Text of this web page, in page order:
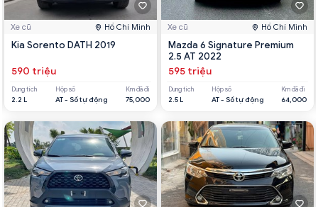
Xe cũ Hồ Chí Minh
Kia Sorento DATH 2019
590 triệu
Dung tích
2.2 L
Hộp số
AT - Số tự động
Km đã đi
75,000
Xe cũ Hồ Chí Minh
Mazda 6 Signature Premium
2.5 AT 2022
595 triệu
Dung tích
2.5 L
Hộp số
AT - Số tự động
Km đã đi
64,000